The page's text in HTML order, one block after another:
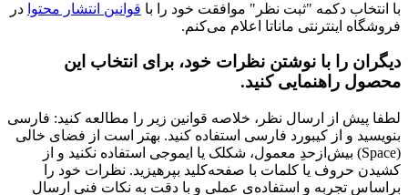
با انتخاب دکمه "ثبت نظر" موافقت خود را با قوانین انتشار محتوا در
فروشگاه اینترنتی ماناتا اعلام می‌کنم.
دیگران را با نوشتن نظرات خود، برای انتخاب این
محصول راهنمایی کنید.
لطفا پیش از ارسال نظر، خلاصه قوانین زیر را مطالعه کنید: فارسی
بنویسید و از کیبورد فارسی استفاده کنید. بهتر است از فضای خالی
(Space) بیش‌از‌حدِ معمول، شکلک یا ایموجی استفاده نکنید و از
کشیدن حروف یا کلمات با صفحه‌کلید بپرهیزید. نظرات خود را
براساس تجربه و استفاده‌ی عملی و با دقت به نکات فنی ارسال